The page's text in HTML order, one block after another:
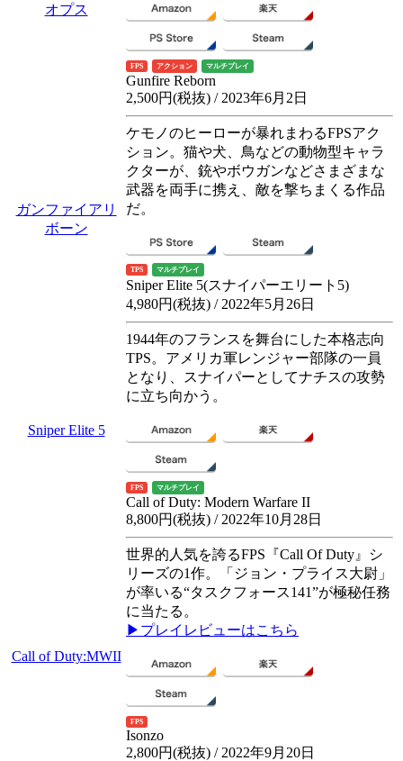
オプス
ガンファイアリ
ボーン
FPS アクション マルチプレイ
Gunfire Reborn
2,500円(税抜) / 2023年6月2日
ケモノのヒーローが暴れまわるFPSアク
ション。猫や犬、鳥などの動物型キャラ
クターが、銃やボウガンなどさまざまな
武器を両手に携え、敵を撃ちまくる作品
だ。
Sniper Elite 5
TPS マルチプレイ
Sniper Elite 5(スナイパーエリート5)
4,980円(税抜) / 2022年5月26日
1944年のフランスを舞台にした本格志向
TPS。アメリカ軍レンジャー部隊の一員
となり、スナイパーとしてナチスの攻勢
に立ち向かう。
Call of Duty:MWII
FPS マルチプレイ
Call of Duty: Modern Warfare II
8,800円(税抜) / 2022年10月28日
世界的人気を誇るFPS『Call Of Duty』シ
リーズの1作。「ジョン・プライス大尉」
が率いる“タスクフォース141”が極秘任務
に当たる。
▶プレイレビューはこちら
FPS
Isonzo
2,800円(税抜) / 2022年9月20日